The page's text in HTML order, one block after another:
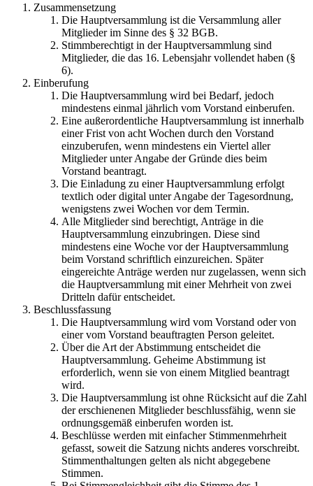
Zusammensetzung
Die Hauptversammlung ist die Versammlung aller
Mitglieder im Sinne des § 32 BGB.
Stimmberechtigt in der Hauptversammlung sind
Mitglieder, die das 16. Lebensjahr vollendet haben (§
6).
Einberufung
Die Hauptversammlung wird bei Bedarf, jedoch
mindestens einmal jährlich vom Vorstand einberufen.
Eine außerordentliche Hauptversammlung ist innerhalb
einer Frist von acht Wochen durch den Vorstand
einzuberufen, wenn mindestens ein Viertel aller
Mitglieder unter Angabe der Gründe dies beim
Vorstand beantragt.
Die Einladung zu einer Hauptversammlung erfolgt
textlich oder digital unter Angabe der Tagesordnung,
wenigstens zwei Wochen vor dem Termin.
Alle Mitglieder sind berechtigt, Anträge in die
Hauptversammlung einzubringen. Diese sind
mindestens eine Woche vor der Hauptversammlung
beim Vorstand schriftlich einzureichen. Später
eingereichte Anträge werden nur zugelassen, wenn sich
die Hauptversammlung mit einer Mehrheit von zwei
Dritteln dafür entscheidet.
Beschlussfassung
Die Hauptversammlung wird vom Vorstand oder von
einer vom Vorstand beauftragten Person geleitet.
Über die Art der Abstimmung entscheidet die
Hauptversammlung. Geheime Abstimmung ist
erforderlich, wenn sie von einem Mitglied beantragt
wird.
Die Hauptversammlung ist ohne Rücksicht auf die Zahl
der erschienenen Mitglieder beschlussfähig, wenn sie
ordnungsgemäß einberufen worden ist.
Beschlüsse werden mit einfacher Stimmenmehrheit
gefasst, soweit die Satzung nichts anderes vorschreibt.
Stimmenthaltungen gelten als nicht abgegebene
Stimmen.